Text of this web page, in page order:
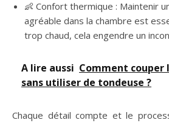
👶 Confort thermique : Maintenir
agréable dans la chambre est
trop chaud, cela engendre un
A lire aussi Comment couper
sans utiliser de tondeuse ?
Chaque détail compte et le